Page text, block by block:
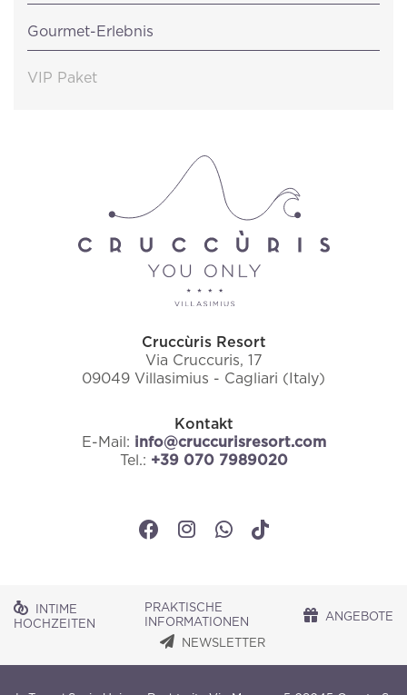
Gourmet-Erlebnis
VIP Paket
Cruccùris Resort
Via Cruccuris, 17
09049 Villasimius - Cagliari (Italy)
Kontakt
E-Mail: info@cruccurisresort.com
Tel.: +39 070 7989020
INTIME
HOCHZEITEN
PRAKTISCHE
INFORMATIONEN
ANGEBOTE
NEWSLETTER